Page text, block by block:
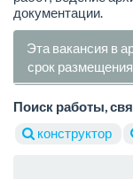
документации.
Эта вакансия в
срок
Поиск работы,
конструктор